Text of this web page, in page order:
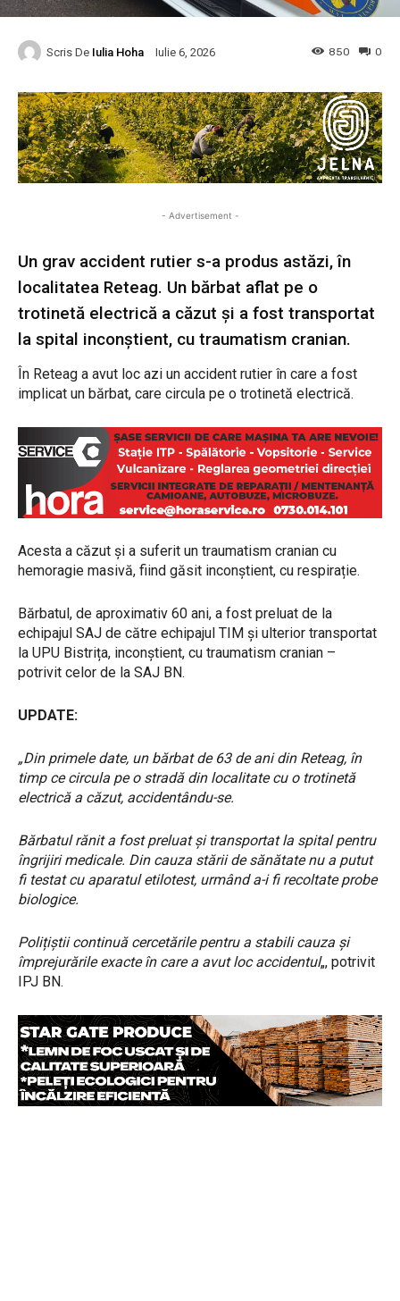
Scris De Iulia Hoha Iulie 6, 2026 0
850
- Advertisement -
Un grav accident rutier s-a produs astăzi, în
localitatea Reteag. Un bărbat aflat pe o
trotinetă electrică a căzut și a fost transportat
la spital inconștient, cu traumatism cranian.
În Reteag a avut loc azi un accident rutier în care a fost
implicat un bărbat, care circula pe o trotinetă electrică.
Acesta a căzut și a suferit un traumatism cranian cu
hemoragie masivă, fiind găsit inconștient, cu respirație.
Bărbatul, de aproximativ 60 ani, a fost preluat de la
echipajul SAJ de către echipajul TIM și ulterior transportat
la UPU Bistrița, inconștient, cu traumatism cranian –
potrivit celor de la SAJ BN.
UPDATE:
„Din primele date, un bărbat de 63 de ani din Reteag, în
timp ce circula pe o stradă din localitate cu o trotinetă
electrică a căzut, accidentându-se.
Bărbatul rănit a fost preluat și transportat la spital pentru
îngrijiri medicale. Din cauza stării de sănătate nu a putut
fi testat cu aparatul etilotest, urmând a-i fi recoltate probe
biologice.
Polițiștii continuă cercetările pentru a stabili cauza și
împrejurările exacte în care a avut loc accidentul„, potrivit
IPJ BN.